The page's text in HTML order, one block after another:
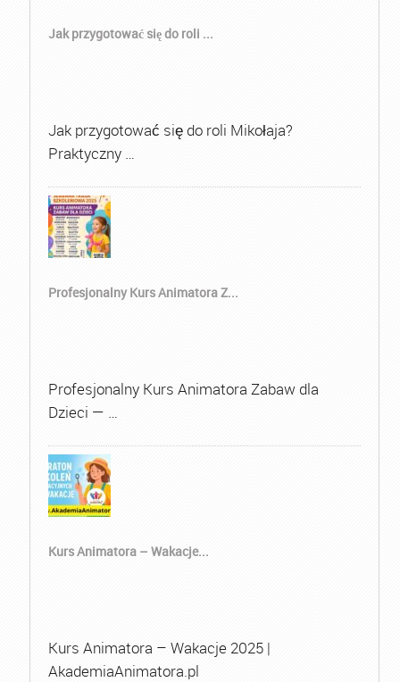
Jak przygotować się do roli ...
Jak przygotować się do roli Mikołaja?
Praktyczny …
Profesjonalny Kurs Animatora Z...
Profesjonalny Kurs Animatora Zabaw dla
Dzieci — …
Kurs Animatora – Wakacje...
Kurs Animatora – Wakacje 2025 |
AkademiaAnimatora.pl